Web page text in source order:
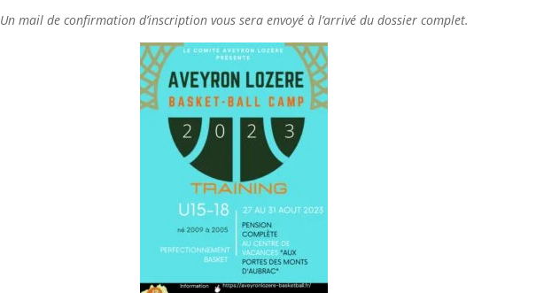
Un mail de confirmation d’inscription vous sera envoyé à l’arrivé du dossier complet.